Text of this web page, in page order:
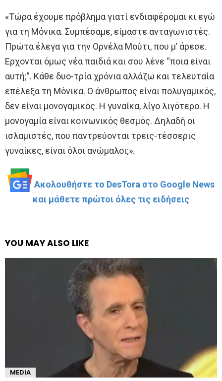
«Τώρα έχουμε πρόβλημα γιατί ενδιαφέρομαι κι εγώ
για τη Μόνικα. Συμπέσαμε, είμαστε ανταγωνιστές.
Πρώτα έλεγα για την Ορνέλα Μούτι, που μ’ άρεσε.
Ερχονται όμως νέα παιδιά και σου λένε “ποια είναι
αυτή;”. Κάθε δυο-τρία χρόνια αλλάζω και τελευταία
επέλεξα τη Μόνικα. Ο άνθρωπος είναι πολυγαμικός,
δεν είναι μονογαμικός. Η γυναίκα, λίγο λιγότερο. Η
μονογαμία είναι κοινωνικός θεσμός. Δηλαδή οι
ισλαμιστές, που παντρεύονται τρεις-τέσσερις
γυναίκες, είναι όλοι ανώμαλοι;».
Ακολουθήστε το DesTora στο Google News
και μάθετε πρώτοι όλες τις ειδήσεις
YOU MAY ALSO LIKE
MEDIA